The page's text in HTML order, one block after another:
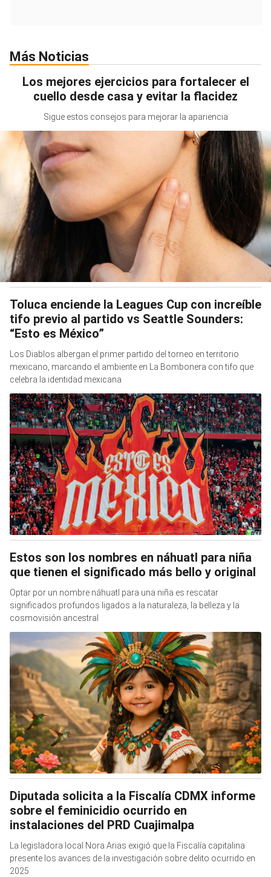
Más Noticias
Los mejores ejercicios para fortalecer el
cuello desde casa y evitar la flacidez
Sigue estos consejos para mejorar la apariencia
Toluca enciende la Leagues Cup con increíble
tifo previo al partido vs Seattle Sounders:
“Esto es México”
Los Diablos albergan el primer partido del torneo en territorio
mexicano, marcando el ambiente en La Bombonera con tifo que
celebra la identidad mexicana
Estos son los nombres en náhuatl para niña
que tienen el significado más bello y original
Optar por un nombre náhuatl para una niña es rescatar
significados profundos ligados a la naturaleza, la belleza y la
cosmovisión ancestral
Diputada solicita a la Fiscalía CDMX informe
sobre el feminicidio ocurrido en
instalaciones del PRD Cuajimalpa
La legisladora local Nora Arias exigió que la Fiscalía capitalina
presente los avances de la investigación sobre delito ocurrido en
2025